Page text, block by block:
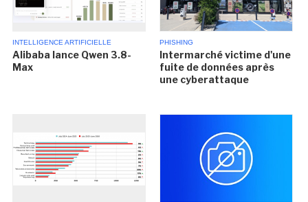
INTELLIGENCE ARTIFICIELLE
Alibaba lance Qwen 3.8-
Max
PHISHING
Intermarché victime d'une
fuite de données après
une cyberattaque